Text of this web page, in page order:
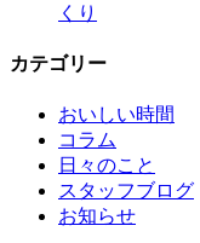
くり
カテゴリー
おいしい時間
コラム
日々のこと
スタッフブログ
お知らせ